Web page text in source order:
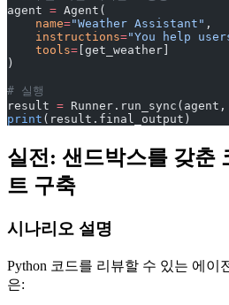
agent = Agent(
    name
="Weather Assistant" ,
    instructions
="You help
    tools
= [get_weather]
)
# 실행
result = Runner.run_sync(agent,
print (result.final_output)
실전: 샌드박스를 갖춘
트 구축
시나리오 설명
Python 코드를 리뷰할 수 있는 에이
은: